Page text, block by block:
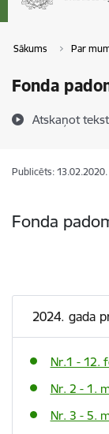
Sākums Par
Fonda
Atskaņot
Publicēts: 13.02.2020.
Fonda
2024. gada
Nr.1 - 12.
Nr. 2 - 1.
Nr. 3 - 5.